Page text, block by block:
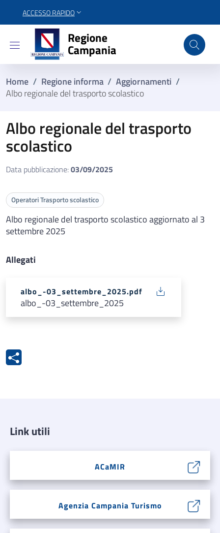
ACCESSO RAPIDO
Regione Campania
Regione
Campania
Home / Regione informa / Aggiornamenti /
Albo regionale del trasporto scolastico
Albo regionale del trasporto
scolastico
Data pubblicazione:03/09/2025
Operatori Trasporto scolastico
Albo regionale del trasporto scolastico aggiornato al 3
settembre 2025
Allegati
albo_-03_settembre_2025.pdf
albo_-03_settembre_2025
Link utili
ACaMIR
Agenzia Campania Turismo